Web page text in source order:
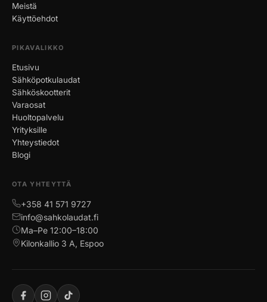
Meistä
Käyttöehdot
PIKAVALIKKO
Etusivu
Sähköpotkulaudat
Sähköskootterit
Varaosat
Huoltopalvelu
Yrityksille
Yhteystiedot
Blogi
OTA YHTEYTTÄ
+358 41 571 9727
info@sahkolaudat.fi
Ma–Pe 12:00–18:00
Kilonkallio 3 A, Espoo